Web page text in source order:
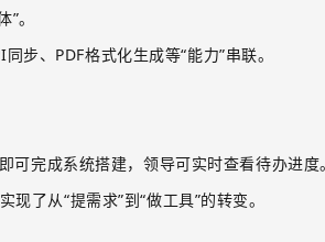
”。
同步、 PDF格式化生成等“能力”串联。
可完成系统搭建，领导可实时查看待办进度。
现了从“提需求”到“做工具”的转变。